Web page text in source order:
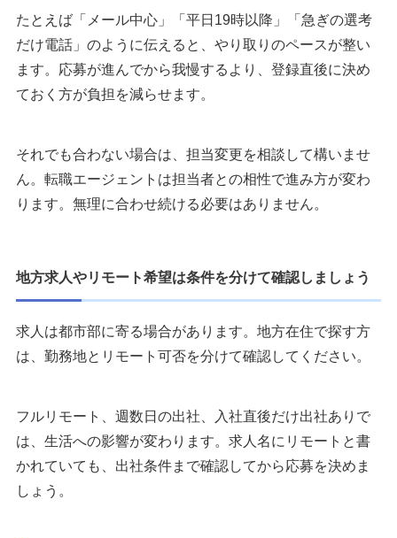
たとえば「メール中心」「平日19時以降」「急ぎの選考
だけ電話」のように伝えると、やり取りのペースが整い
ます。応募が進んでから我慢するより、登録直後に決め
ておく方が負担を減らせます。
それでも合わない場合は、担当変更を相談して構いませ
ん。転職エージェントは担当者との相性で進み方が変わ
ります。無理に合わせ続ける必要はありません。
地方求人やリモート希望は条件を分けて確認しましょう
求人は都市部に寄る場合があります。地方在住で探す方
は、勤務地とリモート可否を分けて確認してください。
フルリモート、週数日の出社、入社直後だけ出社ありで
は、生活への影響が変わります。求人名にリモートと書
かれていても、出社条件まで確認してから応募を決めま
しょう。